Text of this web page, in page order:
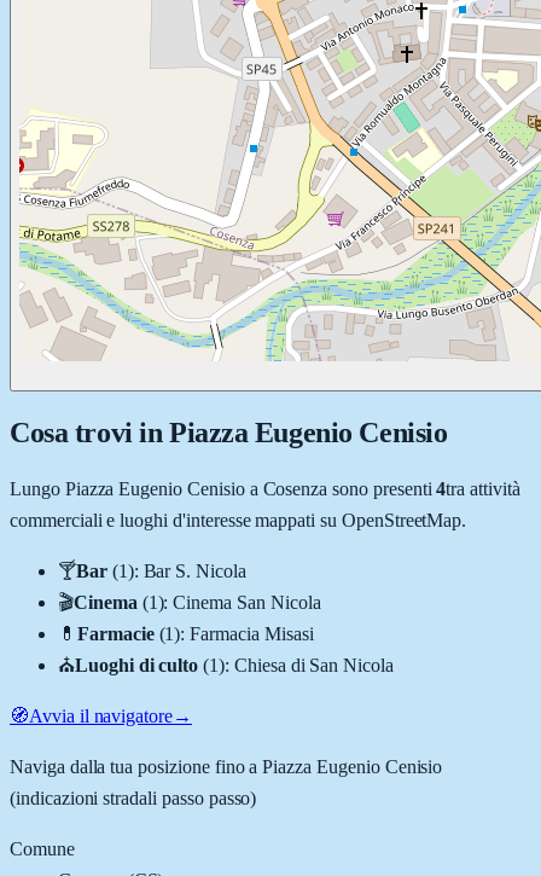
Cosa trovi in Piazza Eugenio Cenisio
Lungo Piazza Eugenio Cenisioa Cosenza sono presenti 4tra attività
commerciali e luoghi d'interesse mappati su OpenStreetMap.
🍸Bar (1): Bar S. Nicola
🎬Cinema (1):Cinema San Nicola
💊 Farmacie (1):Farmacia Misasi
⛪Luoghi di culto (1): Chiesa di San Nicola
🧭Avvia il navigatore→
Naviga dalla tua posizione fino aPiazza Eugenio Cenisio
(indicazioni stradali passo passo)
Comune